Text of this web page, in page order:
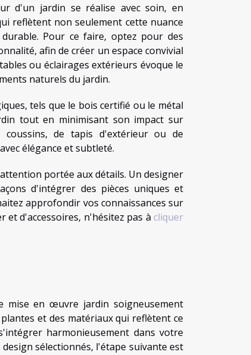
d'un jardin se réalise avec soin, en
reflètent non seulement cette nuance
Pour ce faire, optez pour des
afin de créer un espace convivial
ou éclairages extérieurs évoque le
naturels du jardin.
tels que le bois certifié ou le métal
tout en minimisant son impact sur
coussins, de tapis d'extérieur ou de
élégance et subtleté.
portée aux détails. Un designer
d'intégrer des pièces uniques et
approfondir vos connaissances sur
et d'accessoires, n'hésitez pas à cliquer
mise en œuvre jardin soigneusement
et des matériaux qui reflètent ce
harmonieusement dans votre
sélectionnés, l'étape suivante est